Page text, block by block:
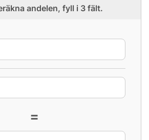
andelen, fyll i 3 fält.
=